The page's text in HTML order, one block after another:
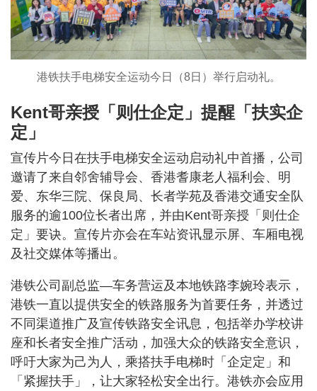
港铁扶手电梯安全运动今日（8日）举行启动礼。
Kent哥亲授「则仕企定」提醒「扶实企
定」
宣传片今日在扶手电梯安全运动启动礼中首播，公司
邀请了来自邻舍辅导会、香港耆康老人福利会、明
爱、东华三院、保良局、长者学苑及香港交通安全队
服务的逾100位长者出席，并由Kent哥亲授「则仕企
定」要诀。宣传片亦会在车站资讯显示屏、车厢电视
及社交媒体等播出。
港铁公司副总监—车务营运及本地铁路李婉玲表示，
港铁一直以提供安全的铁路服务为首要任务，并透过
不同渠道推广及宣传铁路安全讯息，包括举办学校讲
座和长者安全推广活动，加强大众的铁路安全意识，
呼吁大家为己为人，乘搭扶手电梯时「企定定」和
「紧握扶手」，让大家轻松安全出行。港铁亦会应用